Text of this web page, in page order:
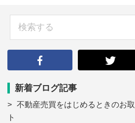
新着ブログ記事
不動産売買をはじめるときのお
ト